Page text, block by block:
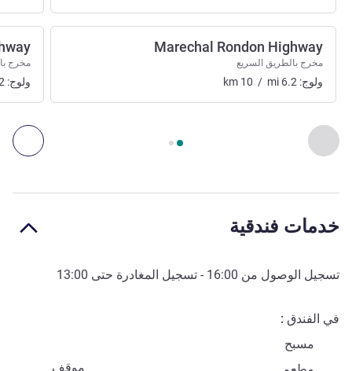
السابق - الوصول والنقلالصفحة
Marechal Rondon Highway
مخرج بالطريق السريع
ولوج: km 10 / mi 6.2
مخرج
ولوج:
خدمات فندقية
تسجيل الوصول من 16:00 - تسجيل المغادرة حتى 13:00
في الفندق
مسبح
موقف